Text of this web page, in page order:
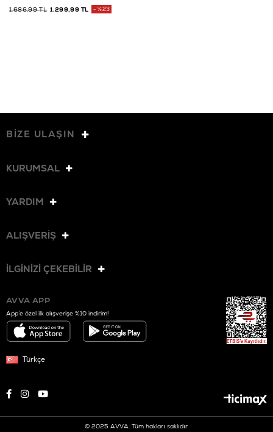
1.299,99 TL
1.686,99 TL %23
BİZE ULAŞIN
KURUMSAL
YARDIM
ALIŞVERİŞ
İLGİNİZİ ÇEKEBİLİR
AVVA APP
App’e özel ilk alışverişe %10 indirim!
Türkçe
© 2025 AVVA. Tüm hakları saklıdır.